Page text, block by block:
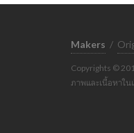
Makers /
Copyrights ©
ภาพและเนื้อหาใ